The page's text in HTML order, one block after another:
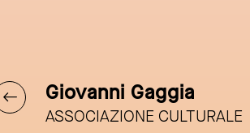
Giovanni Gaggia
ASSOCIAZIONE CULTURALE